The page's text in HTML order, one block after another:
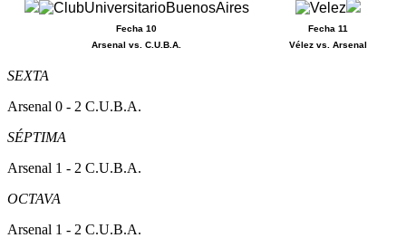
Fecha 10
Arsenal vs. C.U.B.A.
Fecha 11
Vélez vs. Arsenal
SEXTA
Arsenal 0 - 2 C.U.B.A.
SÉPTIMA
Arsenal 1 - 2 C.U.B.A.
OCTAVA
Arsenal 1 - 2 C.U.B.A.